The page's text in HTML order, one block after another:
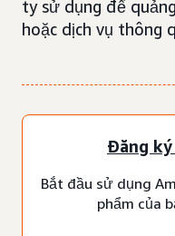
ty sử dụng để
hoặc dịch vụ thông
Đăng ký
Bắt đầu sử dụng
phẩm của